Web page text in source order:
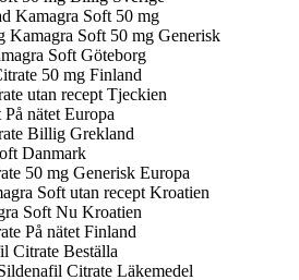
Kamagra Soft 50 mg
Kamagra Soft 50 mg Generisk
Soft Göteborg
50 mg Finland
utan recept Tjeckien
nätet Europa
Billig Grekland
Danmark
50 mg Generisk Europa
Soft utan recept Kroatien
Soft Nu Kroatien
På nätet Finland
Citrate Beställa
Citrate Läkemedel